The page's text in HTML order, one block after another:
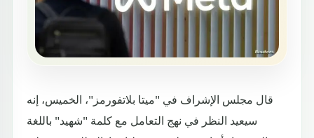
قال مجلس الإشراف في "ميتا بلاتفورمز"، الخميس، إنه
سيعيد النظر في نهج التعامل مع كلمة "شهيد" باللغة